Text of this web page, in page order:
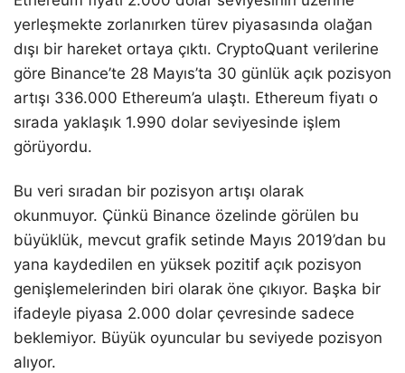
yerleşmekte zorlanırken türev piyasasında olağan
dışı bir hareket ortaya çıktı. CryptoQuant verilerine
göre Binance’te 28 Mayıs’ta 30 günlük açık pozisyon
artışı 336.000 Ethereum’a ulaştı. Ethereum fiyatı o
sırada yaklaşık 1.990 dolar seviyesinde işlem
görüyordu.
Bu veri sıradan bir pozisyon artışı olarak
okunmuyor. Çünkü Binance özelinde görülen bu
büyüklük, mevcut grafik setinde Mayıs 2019’dan bu
yana kaydedilen en yüksek pozitif açık pozisyon
genişlemelerinden biri olarak öne çıkıyor. Başka bir
ifadeyle piyasa 2.000 dolar çevresinde sadece
beklemiyor. Büyük oyuncular bu seviyede pozisyon
alıyor.